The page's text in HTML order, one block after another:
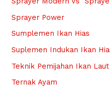
Sprayer Power
Sumplemen Ikan Hias
Suplemen Indukan Ikan
Teknik Pemijahan Ikan Laut
Ternak Ayam